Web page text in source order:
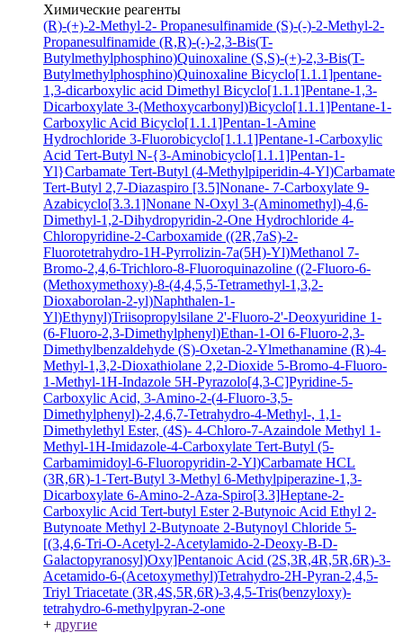
Химические реагенты
(R)-(+)-2-Methyl-2- Propanesulfinamide (S)-(-)-2-Methyl-2-
Propanesulfinamide (R,R)-(-)-2,3-Bis(T-
Butylmethylphosphino)Quinoxaline (S,S)-(+)-2,3-Bis(T-
Butylmethylphosphino)Quinoxaline Bicyclo[1.1.1]pentane-
1,3-dicarboxylic acid Dimethyl Bicyclo[1.1.1]Pentane-1,3-
Dicarboxylate 3-(Methoxycarbonyl)Bicyclo[1.1.1]Pentane-1-
Carboxylic Acid Bicyclo[1.1.1]Pentan-1-Amine
Hydrochloride 3-Fluorobicyclo[1.1.1]Pentane-1-Carboxylic
Acid Tert-Butyl N-{3-Aminobicyclo[1.1.1]Pentan-1-
Yl}Carbamate Tert-Butyl (4-Methylpiperidin-4-Yl)Carbamate
Tert-Butyl 2,7-Diazaspiro [3.5]Nonane- 7-Carboxylate 9-
Azabicyclo[3.3.1]Nonane N-Oxyl 3-(Aminomethyl)-4,6-
Dimethyl-1,2-Dihydropyridin-2-One Hydrochloride 4-
Chloropyridine-2-Carboxamide ((2R,7aS)-2-
Fluorotetrahydro-1H-Pyrrolizin-7a(5H)-Yl)Methanol 7-
Bromo-2,4,6-Trichloro-8-Fluoroquinazoline ((2-Fluoro-6-
(Methoxymethoxy)-8-(4,4,5,5-Tetramethyl-1,3,2-
Dioxaborolan-2-yl)Naphthalen-1-
Yl)Ethynyl)Triisopropylsilane 2'-Fluoro-2'-Deoxyuridine 1-
(6-Fluoro-2,3-Dimethylphenyl)Ethan-1-Ol 6-Fluoro-2,3-
Dimethylbenzaldehyde (S)-Oxetan-2-Ylmethanamine (R)-4-
Methyl-1,3,2-Dioxathiolane 2,2-Dioxide 5-Bromo-4-Fluoro-
1-Methyl-1H-Indazole 5H-Pyrazolo[4,3-C]Pyridine-5-
Carboxylic Acid, 3-Amino-2-(4-Fluoro-3,5-
Dimethylphenyl)-2,4,6,7-Tetrahydro-4-Methyl-, 1,1-
Dimethylethyl Ester, (4S)- 4-Chloro-7-Azaindole Methyl 1-
Methyl-1H-Imidazole-4-Carboxylate Tert-Butyl (5-
Carbamimidoyl-6-Fluoropyridin-2-Yl)Carbamate HCL
(3R,6R)-1-Tert-Butyl 3-Methyl 6-Methylpiperazine-1,3-
Dicarboxylate 6-Amino-2-Aza-Spiro[3.3]Heptane-2-
Carboxylic Acid Tert-butyl Ester 2-Butynoic Acid Ethyl 2-
Butynoate Methyl 2-Butynoate 2-Butynoyl Chloride 5-
[(3,4,6-Tri-O-Acetyl-2-Acetylamido-2-Deoxy-B-D-
Galactopyranosyl)Oxy]Pentanoic Acid (2S,3R,4R,5R,6R)-3-
Acetamido-6-(Acetoxymethyl)Tetrahydro-2H-Pyran-2,4,5-
Triyl Triacetate (3R,4S,5R,6R)-3,4,5-Tris(benzyloxy)-
tetrahydro-6-methylpyran-2-one
+ другие